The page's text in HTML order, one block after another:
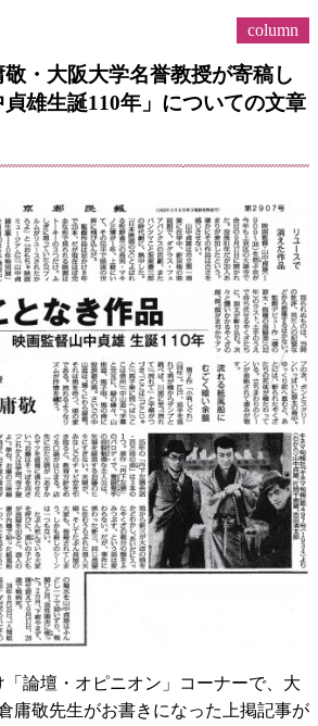
column
・大阪大学名誉教授が寄稿し
雄生誕110年」についての文章
「論壇・オピニオン」コーナーで、大
庸敬先生がお書きになった上掲記事が